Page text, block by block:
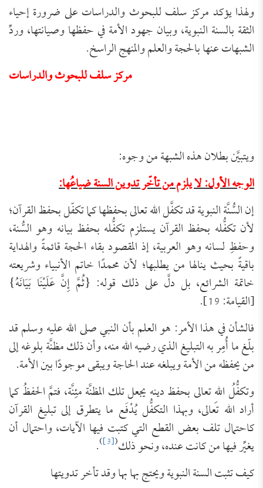
ولهذا يؤكد مركز سلف للبحوث والدراسات على ضرورة إحياء
الثقة بالسنة النبوية، وبيان جهود الأمة في حفظها وصيانتها، وردِّ
الشبهات عنها بالحجة والعلم والمنهج الراسخ.
مركز سلف للبحوث والدراسات
ويتبيَّن بطلان هذه الشبهة من وجوه:
الوجه الأول: لا يلزم من تأخّر تدوين السنة ضياعُها:
إن السُّنَّة النبوية قد تكفَّل الله تعالى بحفظها كما تكفّل بحفظ القرآن؛
لأن تكفُّله بحفظ القرآن يستلزم تكفُّله بحفظ بيانه وهو السُّنة،
وحفظِ لسانه وهو العربية، إذ المقصود بقاء الحجة قائمةً والهداية
باقيةً بحيث ينالها من يطلبها؛ لأن محمدًا خاتم الأنبياء وشريعته
خاتمة الشرائع، بل دلَّ على ذلك قوله: {ثُمَّ إِنَّ عَلَيْنَا بَيَانَهُ}
[القيامة: 19].
فالشأن في هذا الأمر: هو العلم بأن النبي صلى الله عليه وسلم قد
بلّغ ما أُمِر به التبليغ الذي رضيه الله منه، وأن ذلك مظنَّة بلوغه إلى
من يحفظه من الأمة ويبلغه عند الحاجة ويبقى موجودًا بين الأمة.
وتكفُّلُ اللهِ تعالى بحفظ دينه يجعل تلك المظنَّة مئِنَّة، فتمَّ الحفظُ كما
أراد الله تعالى، وبهذا التكفُّل يُدْفَع ما يتطرق إلى تبليغ القرآن
كاحتمال تلف بعض القطع التي كتبت فيها الآيات، واحتمال أن
يغيِّر فيها من كانت عنده، ونحو ذلك(
[3]
)
.
كيف تثبت السنة النبوية ويحتج بها بها وقد تأخر تدويتها